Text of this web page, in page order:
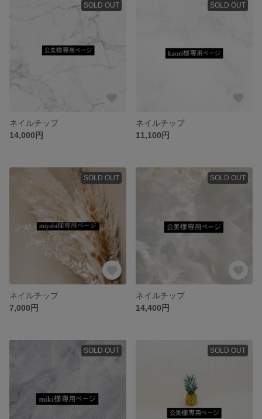
SOLD OUT
ネイルチップ
14,000円
SOLD OUT
ネイルチップ
11,100円
SOLD OUT
ネイルチップ
7,000円
SOLD OUT
ネイルチップ
14,400円
SOLD OUT SOLD OUT